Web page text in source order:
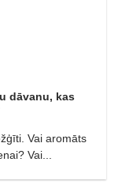
dāvanu, kas
Vai aromāts
Vai...